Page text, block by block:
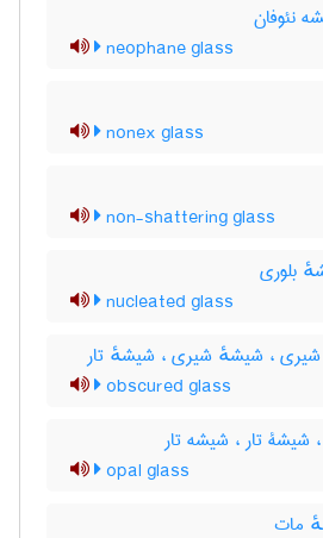
نئوفان
neophane glass
nonex glass
non-shattering glass
بلوری
nucleated glass
، شیشهٔ شیری ، شیشهٔ تار
obscured glass
تار ، شیشه تار
opal glass
مات